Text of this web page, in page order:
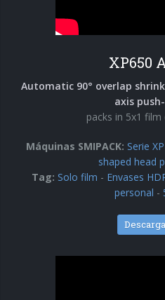
XP650
Automatic 90° overlap
axis
packs in 5x1
Máquinas SMIPACK: Serie XP
shaped head
Tag: Solo film - Envases
personal -